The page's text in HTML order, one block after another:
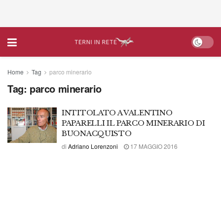
Home Tag parco minerario
Tag: parco minerario
INTITOLATO A VALENTINO
PAPARELLI IL PARCO MINERARIO DI
BUONACQUISTO
di Adriano Lorenzoni 17 MAGGIO 2016